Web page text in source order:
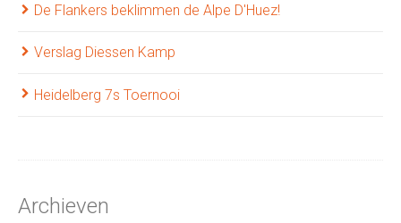
De Flankers beklimmen de Alpe D'Huez!
Verslag Diessen Kamp
Heidelberg 7s Toernooi
Archieven